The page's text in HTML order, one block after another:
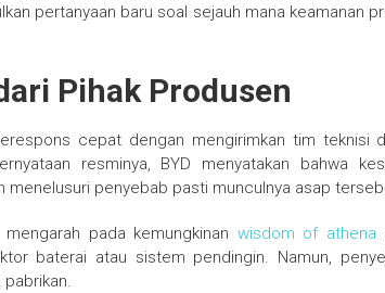
pertanyaan baru soal sejauh mana keamanan
Pihak Produsen
cepat dengan mengirimkan tim teknisi
resminya, BYD menyatakan bahwa
menelusuri penyebab pasti munculnya asap
pada kemungkinan wisdom of athena
baterai atau sistem pendingin. Namun,